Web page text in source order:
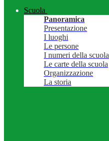
Scuola
Panoramica
Presentazione
I luoghi
Le persone
I numeri della scuola
Le carte della scuola
Organizzazione
La storia